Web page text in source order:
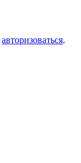
авторизоваться.